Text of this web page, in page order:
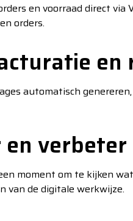
en voorraad direct
orders.
en
automatisch
en verbeter
moment om te kijken
van de digitale werkwijze.